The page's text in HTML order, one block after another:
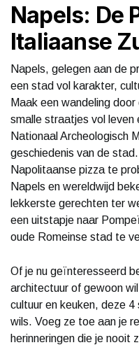
Napels: De
Italiaanse
Napels, gelegen aan de
een stad vol karakter,
Maak een wandeling
smalle straatjes vol leven
Nationaal Archeologisch
geschiedenis van de
Napolitaanse pizza te
Napels en wereldwijd
lekkerste gerechten ter
een uitstapje naar
oude Romeinse stad te
Of je nu geïnteresseerd
architectuur of gewoon
cultuur en keuken, deze
wils. Voeg ze toe aan je
herinneringen die je nooit